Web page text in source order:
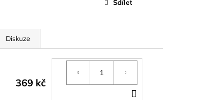
Sdílet
Diskuze
369 kč